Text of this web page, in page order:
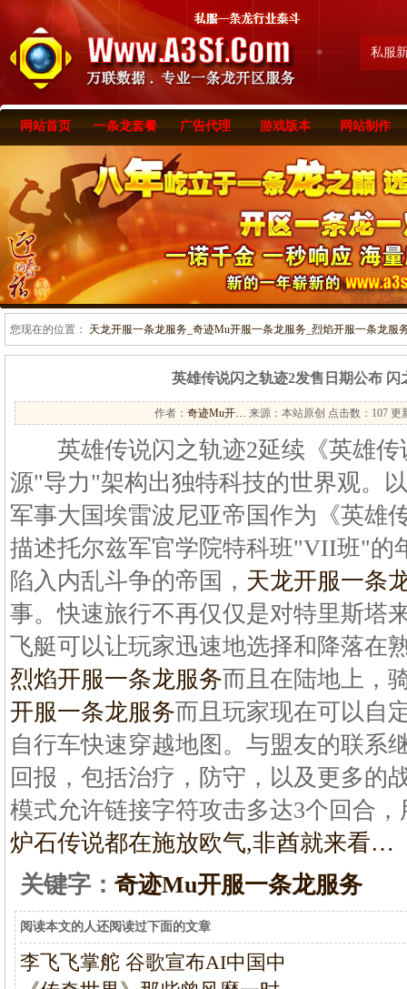
私服
网站首页 一条龙套餐 广告代理 游戏版本 网站制作
您现在的位置： 天龙开服一条龙服务_奇迹Mu开服一条龙服务_烈焰开服一条龙服
英雄传说闪之轨迹2发售日期公布 闪
作者： 奇迹Mu开… 来源：本站原创 点击数： 107 更
英雄传说闪之轨迹2延续《英雄传
源"导力"架构出独特科技的世界观。
军事大国埃雷波尼亚帝国作为《英雄
描述托尔兹军官学院特科班"VII班"的
陷入内乱斗争的帝国， 天龙开服一条
事。快速旅行不再仅仅是对特里斯塔
飞艇可以让玩家迅速地选择和降落在
烈焰开服一条龙服务而且在陆地上，
开服一条龙服务而且玩家现在可以自
自行车快速穿越地图。与盟友的联系
回报，包括治疗，防守，以及更多的
模式允许链接字符攻击多达3个回合
炉石传说都在施放欧气,非酋就来看…
关键字： 奇迹Mu开服一条龙服务
阅读本文的人还阅读过下面的文章
李飞飞掌舵 谷歌宣布AI中国中